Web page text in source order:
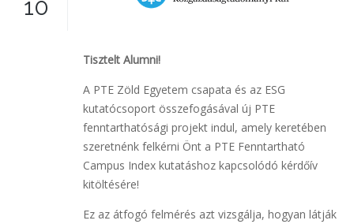
10
Tisztelt Alumni!
A PTE Zöld Egyetem csapata és az ESG
kutatócsoport összefogásával új PTE
fenntarthatósági projekt indul, amely keretében
szeretnénk felkérni Önt a PTE Fenntartható
Campus Index kutatáshoz kapcsolódó kérdőív
kitöltésére!
Ez az átfogó felmérés azt vizsgálja, hogyan látják